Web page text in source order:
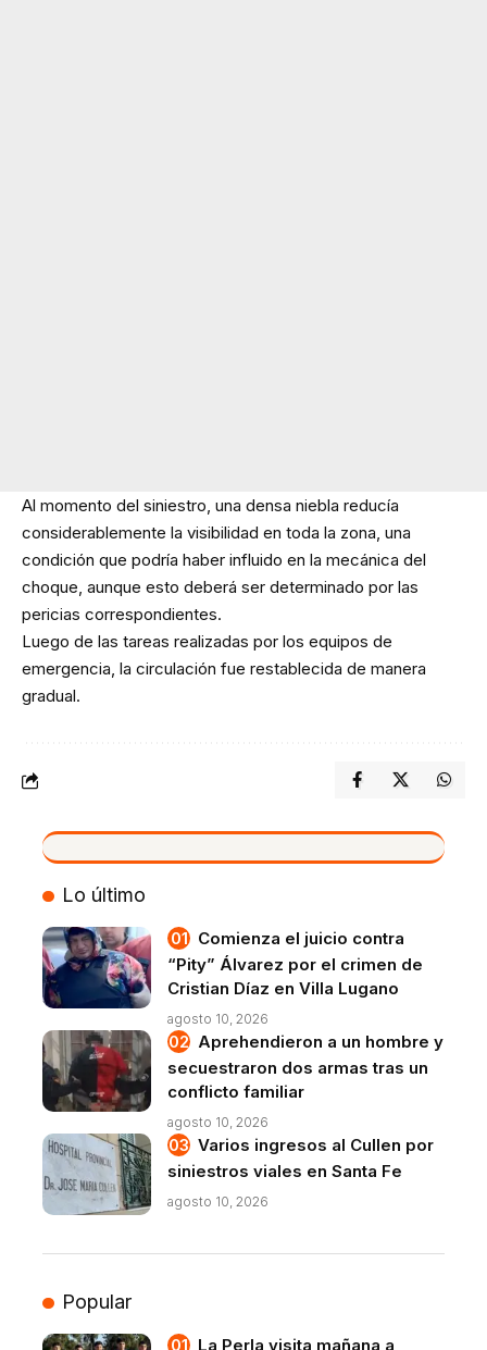
Al momento del siniestro, una densa niebla reducía
considerablemente la visibilidad en toda la zona, una
condición que podría haber influido en la mecánica del
choque, aunque esto deberá ser determinado por las
pericias correspondientes.
Luego de las tareas realizadas por los equipos de
emergencia, la circulación fue restablecida de manera
gradual.
VIVO
Lo último
Comienza el juicio contra
“Pity” Álvarez por el crimen de
Cristian Díaz en Villa Lugano
agosto 10, 2026
Aprehendieron a un hombre y
secuestraron dos armas tras un
conflicto familiar
agosto 10, 2026
Varios ingresos al Cullen por
siniestros viales en Santa Fe
agosto 10, 2026
Popular
La Perla visita mañana a